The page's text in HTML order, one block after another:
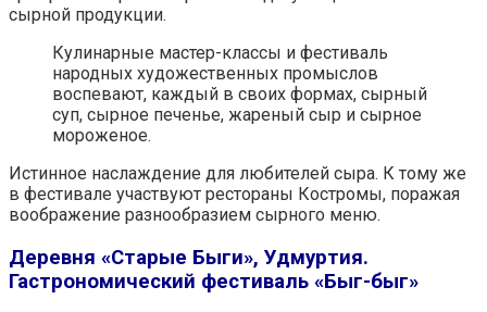
сырной продукции.
Кулинарные мастер-классы и фестиваль
народных художественных промыслов
воспевают, каждый в своих формах, сырный
суп, сырное печенье, жареный сыр и сырное
мороженое.
Истинное наслаждение для любителей сыра. К тому же
в фестивале участвуют рестораны Костромы, поражая
воображение разнообразием сырного меню.
Деревня «Старые Быги», Удмуртия.
Гастрономический фестиваль «Быг-быг»